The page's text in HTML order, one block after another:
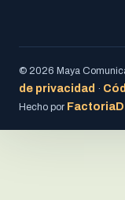
© 2026 Maya
de privacidad ·
Hecho por